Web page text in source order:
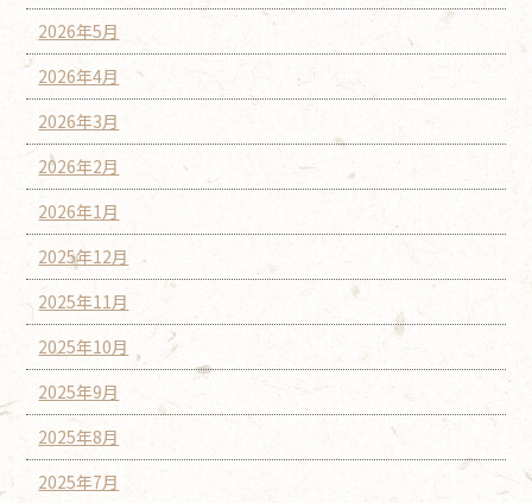
2026年5月
2026年4月
2026年3月
2026年2月
2026年1月
2025年12月
2025年11月
2025年10月
2025年9月
2025年8月
2025年7月